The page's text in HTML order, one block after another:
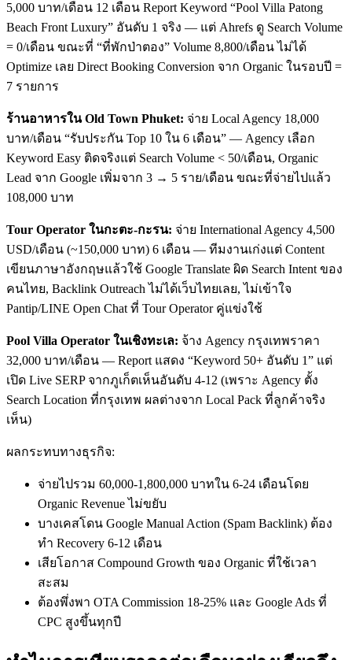
5,000 บาท/เดือน 12 เดือน Report Keyword “Pool Villa Patong
Beach Front Luxury” อันดับ 1 จริง — แต่ Ahrefs ดู Search Volume
= 0/เดือน ขณะที่ “ที่พักป่าตอง” Volume 8,800/เดือน ไม่ได้
Optimize เลย Direct Booking Conversion จาก Organic ในรอบปี =
7 รายการ
ร้านอาหารใน Old Town Phuket: จ่าย Local Agency 18,000
บาท/เดือน “รับประกัน Top 10 ใน 6 เดือน” — Agency เลือก
Keyword Easy ติดจริงแต่ Search Volume < 50/เดือน, Organic
Lead จาก Google เพิ่มจาก 3 → 5 ราย/เดือน ขณะที่จ่ายไปแล้ว
108,000 บาท
Tour Operator ในกะตะ-กะรน: จ่าย International Agency 4,500
USD/เดือน (~150,000 บาท) 6 เดือน — ทีมงานเก่งแต่ Content
เขียนภาษาอังกฤษแล้วใช้ Google Translate ผิด Search Intent ของ
คนไทย, Backlink Outreach ไม่ได้เว็บไทยเลย, ไม่เข้าใจ
Pantip/LINE Open Chat ที่ Tour Operator คู่แข่งใช้
Pool Villa Operator ในเชิงทะเล: จ้าง Agency กรุงเทพราคา
32,000 บาท/เดือน — Report แสดง “Keyword 50+ อันดับ 1” แต่
เปิด Live SERP จากภูเก็ตเห็นอันดับ 4-12 (เพราะ Agency ตั้ง
Search Location ที่กรุงเทพ ผลต่างจาก Local Pack ที่ลูกค้าจริง
เห็น)
ผลกระทบทางธุรกิจ:
จ่ายไปรวม 60,000-1,800,000 บาทใน 6-24 เดือนโดย
Organic Revenue ไม่ขยับ
บางเคสโดน Google Manual Action (Spam Backlink) ต้อง
ทำ Recovery 6-12 เดือน
เสียโอกาส Compound Growth ของ Organic ที่ใช้เวลา
สะสม
ต้องพึ่งพา OTA Commission 18-25% และ Google Ads ที่
CPC สูงขึ้นทุกปี